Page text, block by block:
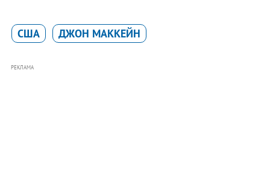
США ДЖОН МАККЕЙН
РЕКЛАМА